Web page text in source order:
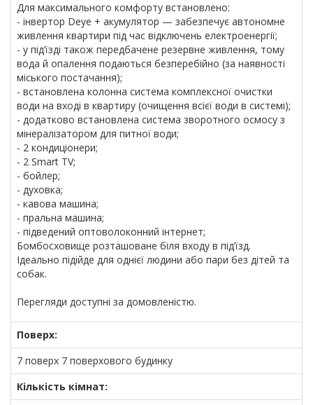
Для максимального комфорту встановлено:
- інвертор Deye + акумулятор — забезпечує автономне
живлення квартири під час відключень електроенергії;
- у під’їзді також передбачене резервне живлення, тому
вода й опалення подаються безперебійно (за наявності
міського постачання);
- встановлена колонна система комплексної очистки
води на вході в квартиру (очищення всієї води в системі);
- додатково встановлена система зворотного осмосу з
мінералізатором для питної води;
- 2 кондиціонери;
- 2 Smart TV;
- бойлер;
- духовка;
- кавова машина;
- пральна машина;
- підведений оптоволоконний інтернет;
Бомбосховище розташоване біля входу в під’їзд.
Ідеально підійде для однієї людини або пари без дітей та
собак.
Перегляди доступні за домовленістю.
Поверх:
7 поверх 7 поверхового будинку
Кількість кімнат: